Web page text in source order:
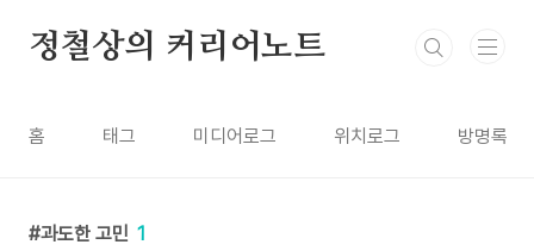
정철상의 커리어노트
홈 태그 미디어로그 위치로그 방명록
과도한 고민 1